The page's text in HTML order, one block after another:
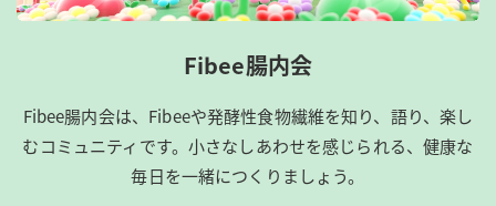
Fibee腸内会
Fibee腸内会は、​Fibeeや発酵性食物繊維を知り、語り、楽し
むコミュニティです。​小さなしあわせを感じられる、健康な
毎日を一緒につくりましょう。